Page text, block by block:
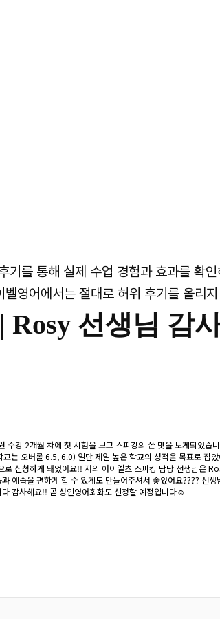
기를 통해 실제 수업 경험과 효과를 확
벨영어에서는 절대로 허위 후기를 올리
Rosy 선생님 감
강 2개월 차에 첫 시험을 보고 스피킹의 쓴 맛을 보게되었
오버롤 6.5, 6.0) 일단 제일 높은 학교의 성적을 목표로 잡
신청하게 돼었어요!! 저의 아이엘츠 스피킹 담당 선생님은
예습을 편하게 할 수 있게도 만들어주셔서 좋았어요????
감사해요!! 곧 성인영어회화도 신청할 예정입니다☺️